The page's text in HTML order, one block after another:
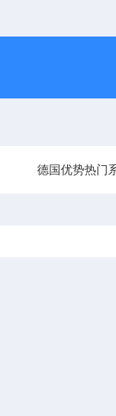
45703-3-003原
德国优势热门